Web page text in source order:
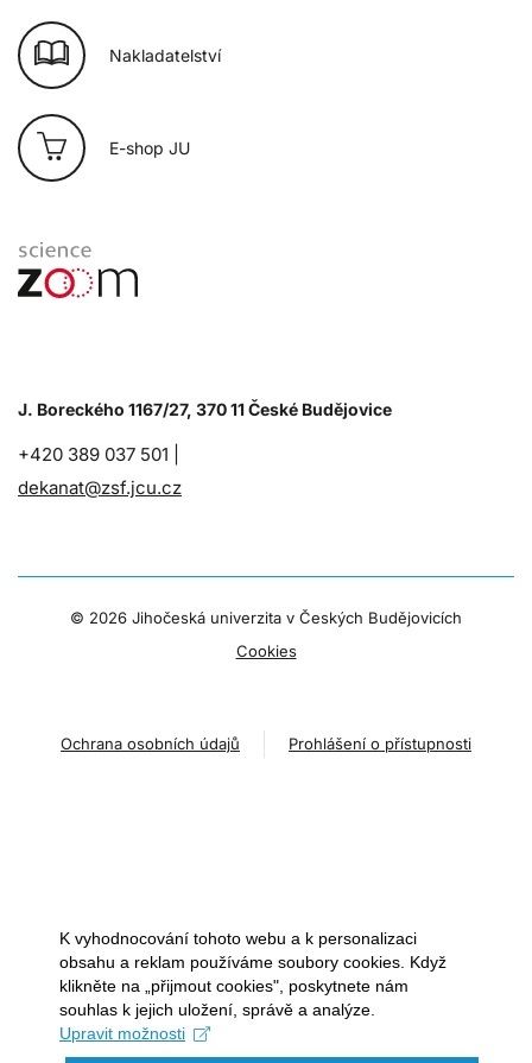
Nakladatelství
E-shop JU
J. Boreckého 1167/27, 370 11 České Budějovice
+420 389 037 501 |
dekanat@zsf.jcu.cz
© 2026 Jihočeská univerzita v Českých Budějovicích
Cookies
Ochrana osobních údajů Prohlášení o přístupnosti
K vyhodnocování tohoto webu a k personalizaci
obsahu a reklam používáme soubory cookies. Když
klikněte na „přijmout cookies", poskytnete nám
souhlas k jejich uložení, správě a analýze.
Upravit možnosti